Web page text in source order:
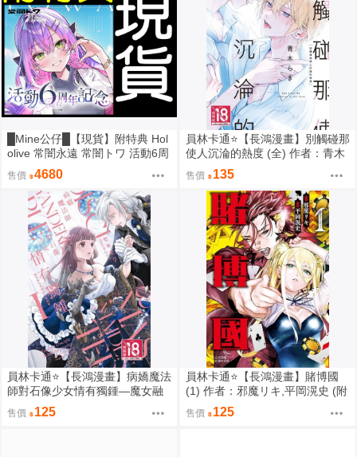
█Mine公仔█【現貨】附特典 Hol
olive 常闇永遠 常闇トワ 活動6周
年記念 六週年 紀念 套組 立牌 外
套
售價 4680
員林卡通⭐️【長鴻漫畫】別觸碰那
使人沉淪的熱度 (全) 作者：青木
らき (附尼采書套)
售價 135
員林卡通⭐️【長鴻漫畫】病嬌魔法
師對石像少女情有獨鍾—魔女融
化在愛徒的熱吻裡 1作者：セキ
モリ,クレイン (附尼采書套)
售價 125
員林卡通⭐️【長鴻漫畫】賭博國
(1) 作者：邪魔リキ,平岡滉史 (附
尼采書套)
售價 125